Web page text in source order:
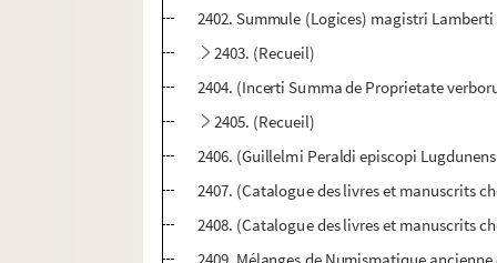
2402. Summule (Logices) magistri
2403. (Recueil)
2404. (Incerti Summa de Proprietate
2405. (Recueil)
2406. (Guillelmi Peraldi episcopi
2407. (Catalogue des livres et manuscrits
2408. (Catalogue des livres et manuscrits